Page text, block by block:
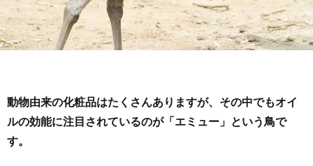
動物由来の化粧品はたくさんありますが、その中でもオイ
ルの効能に注目されているのが「エミュー」という鳥で
す。